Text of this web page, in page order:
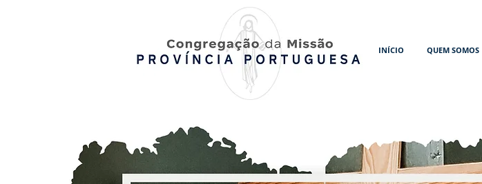
INÍCIO QUEM SOMOS